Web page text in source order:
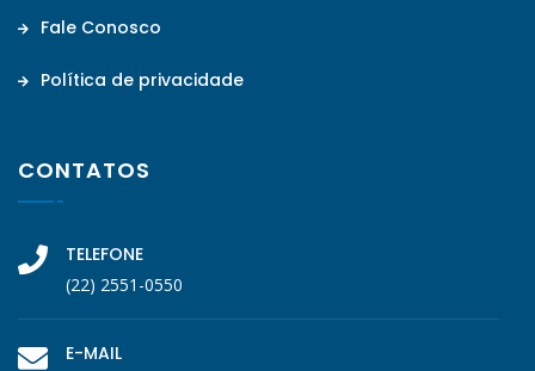
Fale Conosco
Política de privacidade
CONTATOS
TELEFONE
(22) 2551-0550
E-MAIL